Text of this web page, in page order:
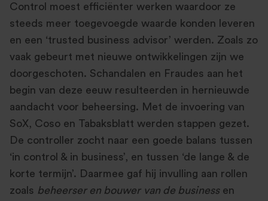
Control moest efficiënter werken waardoor ze
steeds meer toegevoegde waarde konden leveren
en een ‘trusted business advisor’ werden. Zoals zo
vaak gebeurt met nieuwe ontwikkelingen zijn we
doorgeschoten. Schandalen en Fraudes aan het
begin van deze eeuw resulteerden in hernieuwde
aandacht voor beheersing. Met de invoering van
SoX, Coso en Tabaksblatt werden stappen gezet.
De controller zocht naar een goede balans tussen
‘in control & in business’, en tussen ‘de lange & de
korte termijn’. Daarmee gaf hij invulling aan rollen
zoals beheerser en bouwer van de businessen